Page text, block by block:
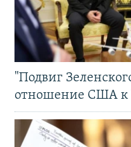
"Подвиг
отношение США к